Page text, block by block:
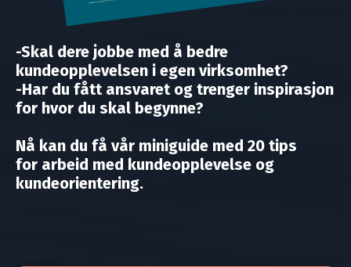
-Skal dere jobbe med å bedre
kundeopplevelsen i egen virksomhet?
-Har du fått ansvaret og trenger inspirasjon
for hvor du skal begynne?
Nå kan du få vår miniguide med 20 tips
for arbeid med kundeopplevelse og
kundeorientering.